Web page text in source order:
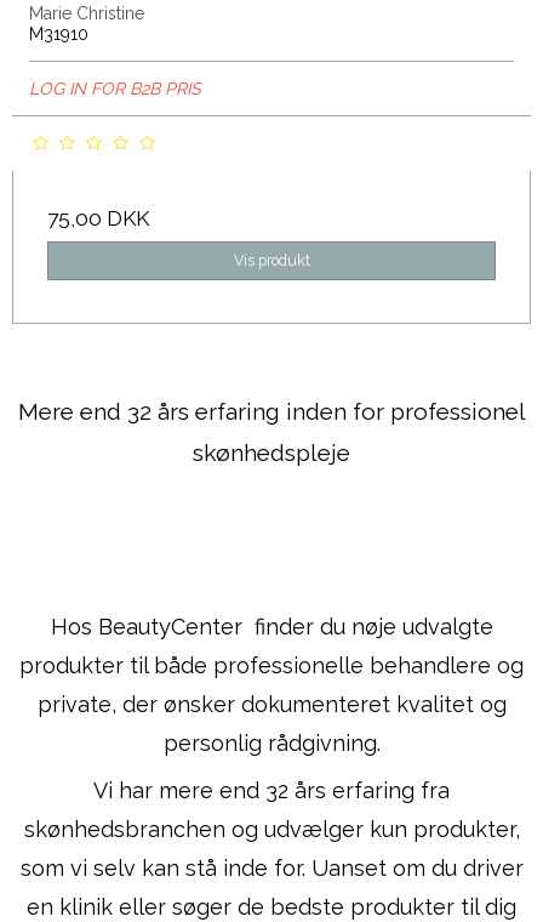
Marie Christine
M31910
LOG IN FOR B2B PRIS
75,00 DKK
Vis produkt
Mere end 32 års erfaring inden for professionel
skønhedspleje
Hos BeautyCenter finder du nøje udvalgte
produkter til både professionelle behandlere og
private, der ønsker dokumenteret kvalitet og
personlig rådgivning.
Vi har mere end 32 års erfaring fra
skønhedsbranchen og udvælger kun produkter,
som vi selv kan stå inde for. Uanset om du driver
en klinik eller søger de bedste produkter til dig